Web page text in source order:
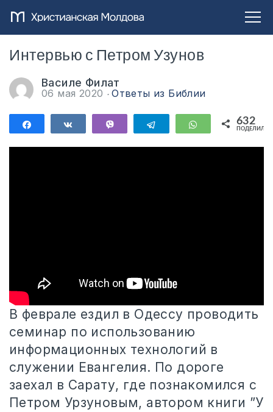
Интервью с Петром Узунов
Василе Филат
06 мая 2020 Ответы из Библии
ПоделитьсяПоделиться Telegram WhatsApp
632
В феврале ездил в Одессу проводить
семинар по использованию
информационных технологий в
служении Евангелия. По дороге
заехал в Сарату, где познакомился с
Петром Урзуновым, автором книги ”У